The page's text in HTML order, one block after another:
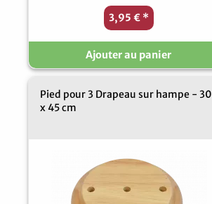
3,95 € *
Ajouter au panier
Pied pour 3 Drapeau sur hampe - 30
x 45 cm